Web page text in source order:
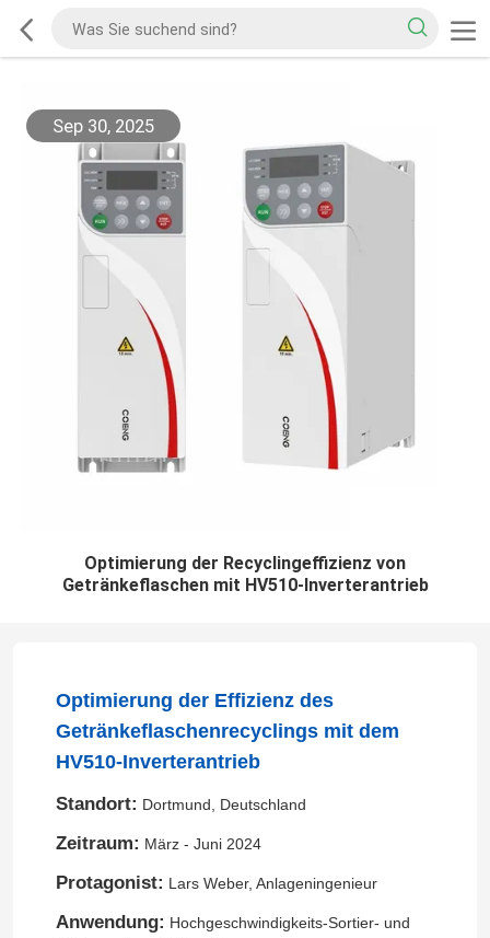
Sep 30, 2025
Optimierung der Recyclingeffizienz von
Getränkeflaschen mit HV510-Inverterantrieb
Optimierung der Effizienz des
Getränkeflaschenrecyclings mit dem
HV510-Inverterantrieb
Standort: Dortmund, Deutschland
Zeitraum: März - Juni 2024
Protagonist: Lars Weber, Anlageningenieur
Anwendung: Hochgeschwindigkeits-Sortier- und